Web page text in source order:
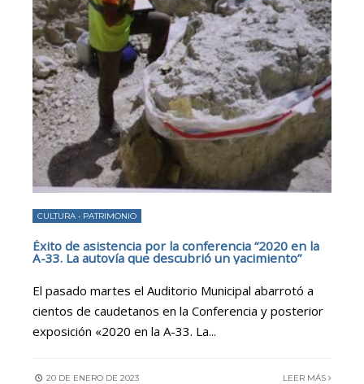
CULTURA • PATRIMONIO
Éxito de asistencia por la conferencia “2020 en la
A-33. La autovía que descubrió un yacimiento”
El pasado martes el Auditorio Municipal abarrotó a
cientos de caudetanos en la Conferencia y posterior
exposición «2020 en la A-33. La...
20 DE ENERO DE 2023 LEER MÁS